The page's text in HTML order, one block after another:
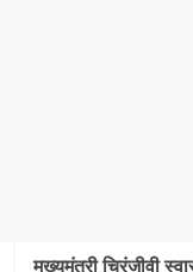
मुख्यमंत्री चिरंजीवी